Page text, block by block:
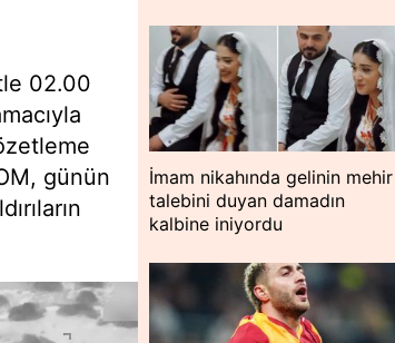
02.00
günün
İmam nikahında gelinin mehir
talebini duyan damadın
kalbine iniyordu